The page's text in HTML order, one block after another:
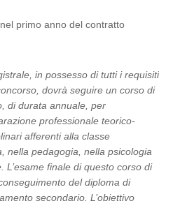
primo anno del contratto
in possesso di tutti i requisiti
dovrà seguire un corso di
di durata annuale, per
professionale teorico-
afferenti alla classe
nella pedagogia, nella psicologia
L’esame finale di questo corso di
del diploma di
secondario. L’obiettivo